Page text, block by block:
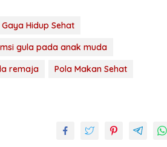
Gaya Hidup Sehat
gula pada anak muda
remaja
Pola Makan Sehat